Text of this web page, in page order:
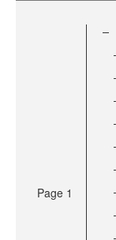
Page 1